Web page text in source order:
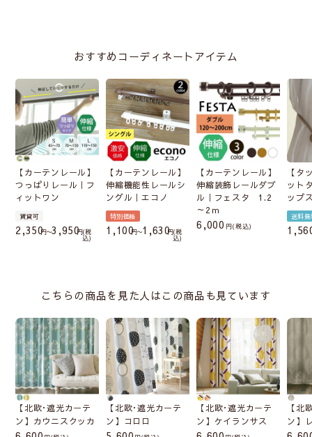
おすすめコーディネートアイテム
【カーテンレール】
つっぱりレール｜フ
ィットワン
賃貸可
2,350 〜3,950 税
込
【カーテンレール】
伸縮機能性レールシ
ングル｜エコノ
特別価格
1,100 〜1,630 税
込
【カーテンレール】
伸縮装飾レールダブ
ル｜フェスタ 1.2
～2ｍ
6,000 税込
【タ
ット
ップ
送料無
こちらの商品を見た人はこの商品も見ています
【北欧･遮光カーテ
ン】カウニスクッカ
【北欧･遮光カーテ
ン】コロロ
【北欧･遮光カーテ
ン】ケイランサス
【北
ン】